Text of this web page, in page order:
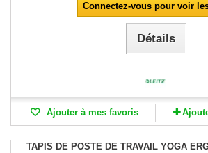
Connectez-vous pour voir
Détails
Ajouter à mes favoris
TAPIS DE POSTE DE TRAVAIL YOGA